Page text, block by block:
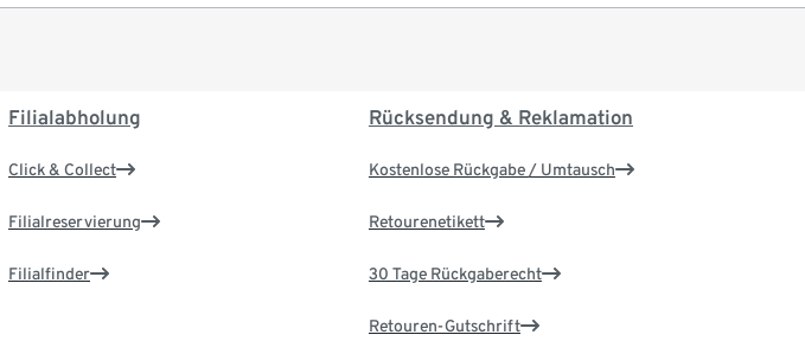
Filialabholung
Click & Collect
Filialreservierung
Filialfinder
Rücksendung & Reklamation
Kostenlose Rückgabe / Umtausch
Retourenetikett
30 Tage Rückgaberecht
Retouren-Gutschrift